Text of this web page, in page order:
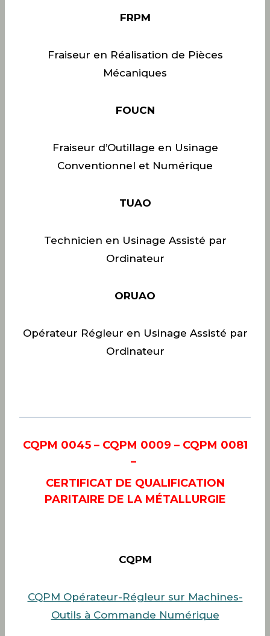
FRPM
Fraiseur en Réalisation de Pièces
Mécaniques
FOUCN
Fraiseur d’Outillage en Usinage
Conventionnel et Numérique
TUAO
Technicien en Usinage Assisté par
Ordinateur
ORUAO
Opérateur Régleur en Usinage Assisté par
Ordinateur
CQPM 0045 – CQPM 0009 – CQPM 0081
–
CERTIFICAT DE QUALIFICATION
PARITAIRE DE LA MÉTALLURGIE
CQPM
CQPM Opérateur-Régleur sur Machines-
Outils à Commande Numérique